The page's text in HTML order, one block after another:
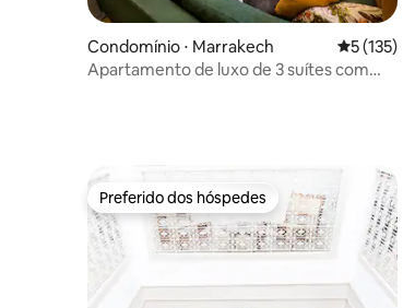
Condomínio ⋅ Marrakech 5 de
5 (135)
Apartamento de luxo de 3 suítes com
Preferido dos hóspedes
Preferido dos hóspedes